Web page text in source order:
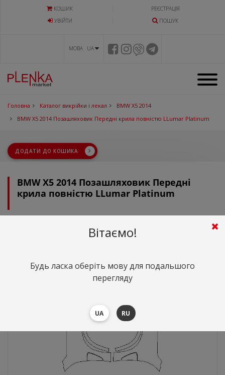
КОШИК
РЕЄСТРАЦІЯ
УВIЙТИ
ПОШУК
МОВА UA
Головна Каталог викрійки і лекал
BMW X5 2014
BMW X5 2014 Позашляховик Передні крила повністю LLumar Platinum
ДОДАТИ ДО КОШИКА
BMW X5 2014 Позашляховик Передні
крила повністю LLumar Platinum
грн. ($179.53)
Вітаємо!
Будь ласка оберіть мову для подальшого
перегляду
UA RU